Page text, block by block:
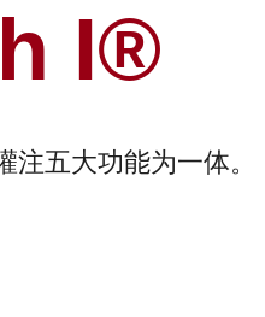
I®
五大功能为一体。